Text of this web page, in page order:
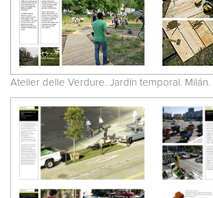
Atelier delle Verdure. Jardín temporal. Milán.